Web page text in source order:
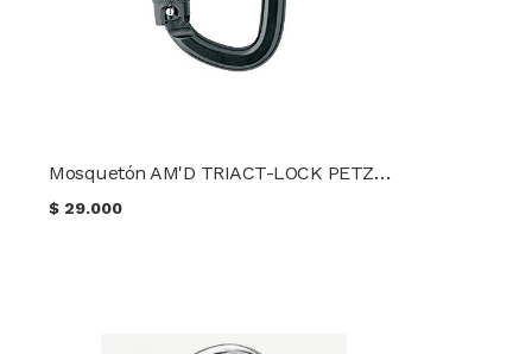
Mosquetón AM'D TRIACT-LOCK PETZL Línea táctica
$ 29.000